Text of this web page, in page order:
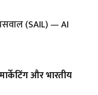
(SAIL) — AI
और भारतीय